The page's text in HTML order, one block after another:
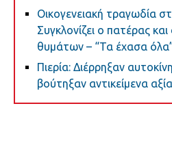
Οικογενειακή τραγωδία
Συγκλονίζει ο πατέρας
θυμάτων – “Τα έχασα
Πιερία: Διέρρηξαν
βούτηξαν αντικείμενα